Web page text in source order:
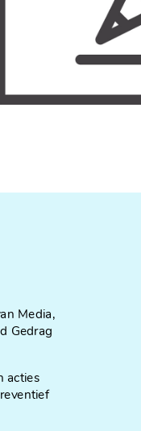
Media,
Gedrag
acties